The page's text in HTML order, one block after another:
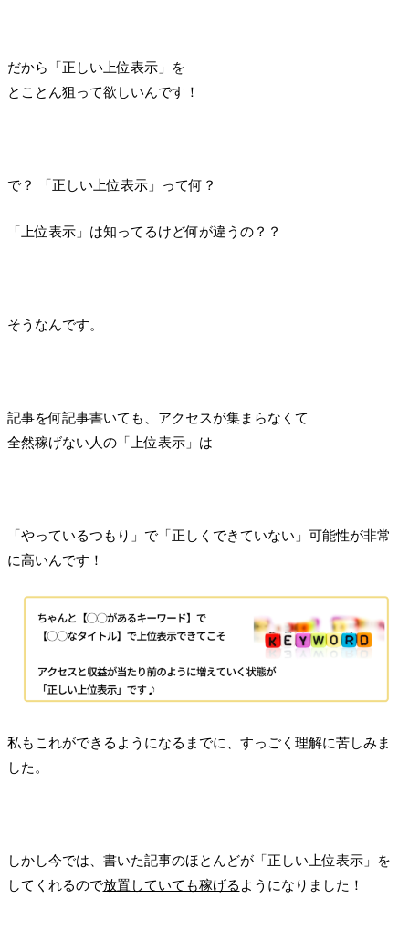
だから「正しい上位表示」を
とことん狙って欲しいんです！
で？ 「正しい上位表示」って何？
「上位表示」は知ってるけど何が違うの？？
そうなんです。
記事を何記事書いても、アクセスが集まらなくて
全然稼げない人の「上位表示」は
「やっているつもり」で「正しくできていない」可能性が非常
に高いんです！
私もこれができるようになるまでに、すっごく理解に苦しみま
した。
しかし今では、書いた記事のほとんどが「正しい上位表示」を
してくれるので放置していても稼げる ようになりました！